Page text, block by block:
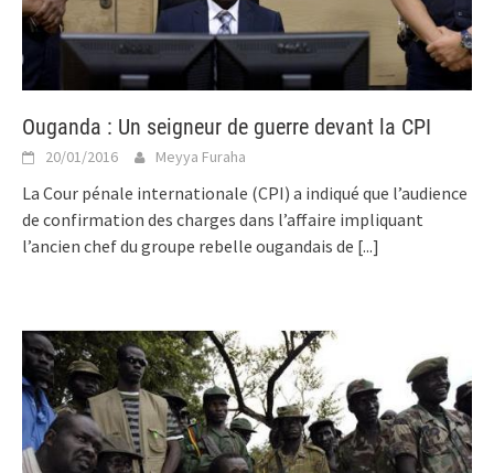
Ouganda : Un seigneur de guerre devant la CPI
20/01/2016 Meyya Furaha
La Cour pénale internationale (CPI) a indiqué que l’audience
de confirmation des charges dans l’affaire impliquant
l’ancien chef du groupe rebelle ougandais de [...]